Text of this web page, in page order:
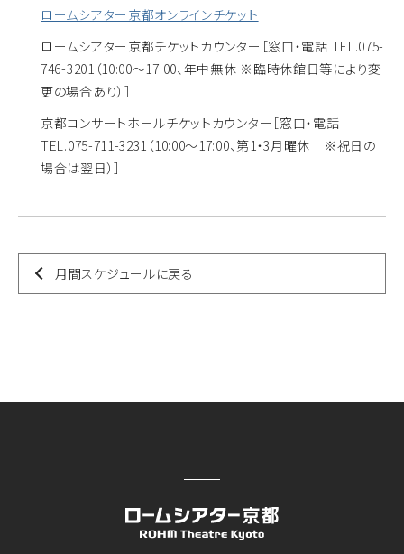
ロームシアター京都オンラインチケット
ロームシアター京都チケットカウンター ［窓口・電話 TEL.075-
746-3201（10:00～17:00、年中無休 ※臨時休館日等により変
更の場合あり）］
京都コンサートホールチケットカウンター ［窓口・電話
TEL.075-711-3231（10:00～17:00、第1・3月曜休 ※祝日の
場合は翌日）］
月間スケジュールに戻る